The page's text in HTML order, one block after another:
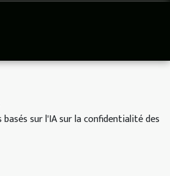
sur l'IA sur la confidentialité des